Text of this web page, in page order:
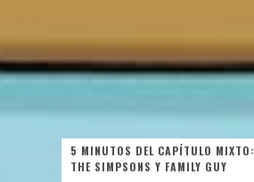
5 MINUTOS DEL CAPÍTULO MIXTO:
THE SIMPSONS Y FAMILY GUY